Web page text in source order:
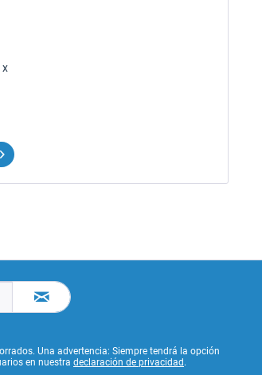
x
Una advertencia: Siempre tendrá la opción
en nuestra declaración de privacidad .